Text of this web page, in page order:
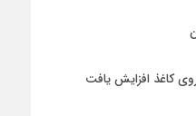
کاغذ افزایش یافت